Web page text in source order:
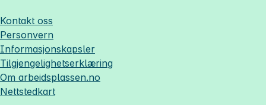
Kontakt oss
Personvern
Informasjonskapsler
Tilgjengelighetserklæring
Om arbeidsplassen.no
Nettstedkart